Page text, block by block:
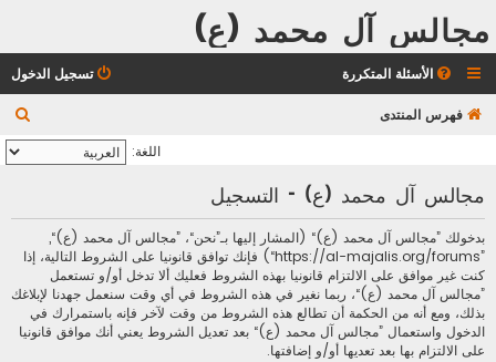
مجالس آل محمد (ع)
الأسئلة المتكررة تسجيل الدخول
فهرس المنتدى
ح
ث
اللغة:
مجالس آل محمد (ع) - التسجيل
بدخولك ”مجالس آل محمد (ع)“ (المشار إليها بـ”نحن“، ”مجالس آل محمد (ع)“,
”https://al-majalis.org/forums“) فإنك توافق قانونيا على الشروط التالية، إذا
كنت غير موافق على الالتزام قانونيا بهذه الشروط فعليك ألا تدخل أو/و تستعمل
”مجالس آل محمد (ع)“، ربما نغير في هذه الشروط في أي وقت سنعمل جهدنا لإبلاغك
بذلك، ومع أنه من الحكمة أن تطالع هذه الشروط من وقت لآخر فإنه باستمرارك في
الدخول واستعمال ”مجالس آل محمد (ع)“ بعد تعديل الشروط يعني أنك موافق قانونيا
على الالتزام بها بعد تعديها أو/و إضافتها.